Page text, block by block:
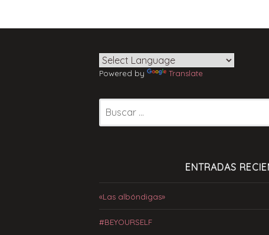
Powered by Translate
ENTRADAS
«Las albóndigas»
#BEYOURSELF